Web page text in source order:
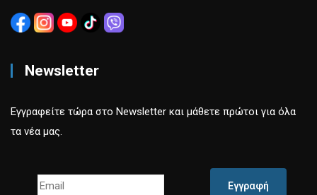
Newsletter
Εγγραφείτε τώρα στο Newsletter και μάθετε πρώτοι για όλα
τα νέα μας.
Εγγραφή